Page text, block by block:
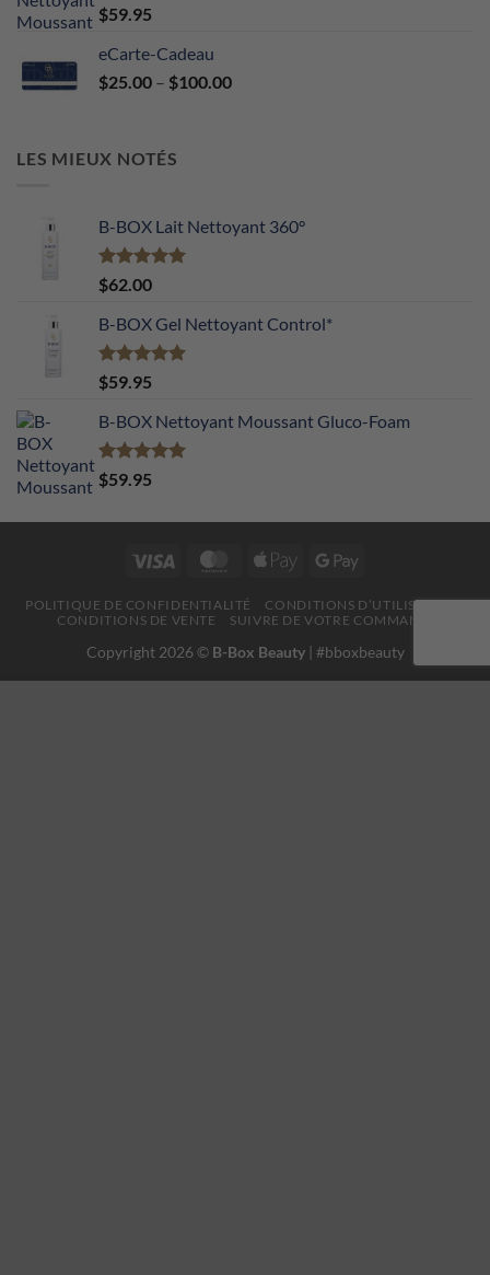
Note5.00
sur 5
$59.95
eCarte-Cadeau
$25.00 – $100.00Price
LES MIEUX NOTÉS
B-BOX Lait Nettoyant 360°
Note5.00
sur 5
$62.00
B-BOX Gel Nettoyant Control*
Note5.00
sur 5
$59.95
B-BOX Nettoyant Moussant Gluco-Foam
Note5.00
sur 5
$59.95
Visa MasterCardApple
Google
POLITIQUE DE CONFIDENTIALITÉ
CONDITIONS D’UTILISATION
CONDITIONS DE VENTE
SUIVRE DE VOTRE COMMANDE
Copyright 2026 © B-Box Beauty| #bboxbeauty